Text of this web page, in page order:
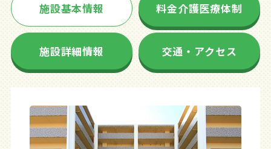
施設基本情報 料金介護医療体制
施設詳細情報 交通・アクセス